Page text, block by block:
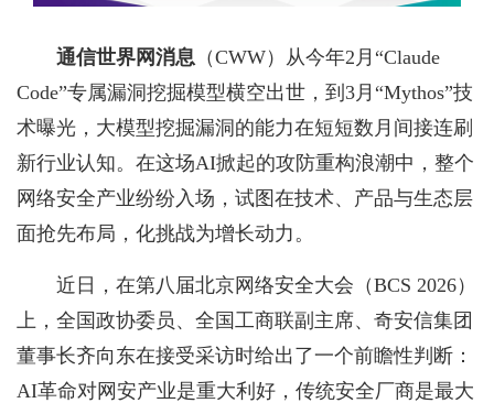
通信世界网消息 （CWW） 从今年2月“Claude
Code”专属漏洞挖掘模型横空出世，到3月“Mythos”技
术曝光，大模型挖掘漏洞的能力在短短数月间接连刷
新行业认知。在这场AI掀起的攻防重构浪潮中，整个
网络安全产业纷纷入场，试图在技术、产品与生态层
面抢先布局，化挑战为增长动力。
近日，在第八届北京网络安全大会（BCS 2026）
上，全国政协委员、全国工商联副主席、奇安信集团
董事长齐向东在接受采访时给出了一个前瞻性判断：
AI革命对网安产业是重大利好，传统安全厂商是最大